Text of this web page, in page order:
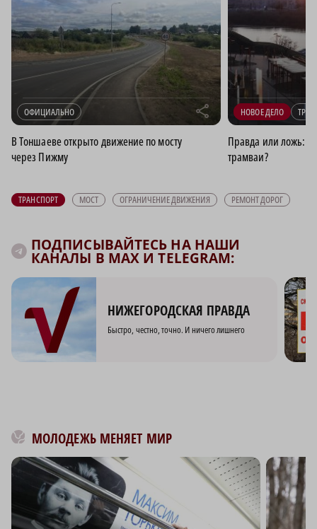
ОФИЦИАЛЬНО r
В Тоншаеве открыто движение по мосту
через Пижму
НОВОЕ ДЕЛО
Правда или ложь:
трамваи?
ТРАНСПОРТ МОСТ ОГРАНИЧЕНИЕ ДВИЖЕНИЯ РЕМОНТ ДОРОГ
ПОДПИСЫВАЙТЕСЬ НА НАШИ
КАНАЛЫ В MAX И TELEGRAM:
НИЖЕГОРОДСКАЯ ПРАВДА
Быстро, честно, точно. И ничего лишнего
МОЛОДЕЖЬ МЕНЯЕТ МИР